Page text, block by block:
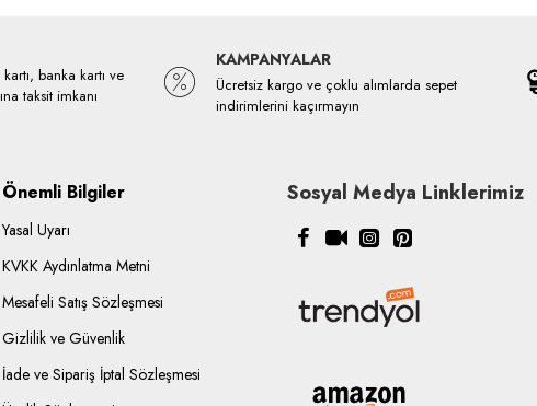
banka kartı ve
taksit imkanı
KAMPANYALAR
Ücretsiz kargo ve çoklu alımlarda sepet
indirimlerini kaçırmayın
Önemli Bilgiler
Yasal Uyarı
KVKK Aydınlatma Metni
Mesafeli Satış Sözleşmesi
Gizlilik ve Güvenlik
İade ve Sipariş İptal Sözleşmesi
Sosyal Medya Linklerimiz